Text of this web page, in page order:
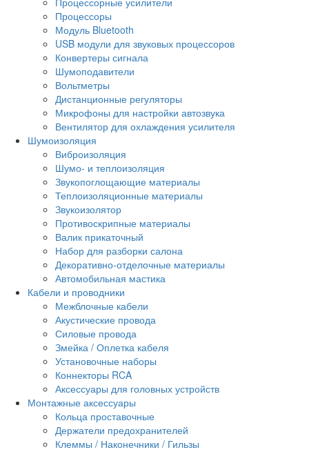
Процессоры
Модуль Bluetooth
USB модули для звуковых процессоров
Конвертеры сигнала
Шумоподавители
Вольтметры
Дистанционные регуляторы
Микрофоны для настройки автозвука
Вентилятор для охлаждения усилителя
Шумоизоляция
Виброизоляция
Шумо- и теплоизоляция
Звукопоглощающие материалы
Теплоизоляционные материалы
Звукоизолятор
Противоскрипные материалы
Валик прикаточный
Набор для разборки салона
Декоративно-отделочные материалы
Автомобильная мастика
Кабели и проводники
Межблочные кабели
Акустические провода
Силовые провода
Змейка / Оплетка кабеля
Установочные наборы
Коннекторы RCA
Аксессуары для головных устройств
Монтажные аксессуары
Кольца проставочные
Держатели предохранителей
Клеммы / Наконечники / Гильзы